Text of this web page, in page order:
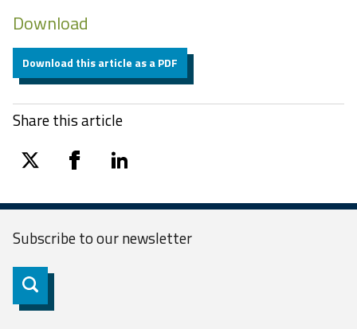
Download
Download this article as a PDF
Share this article
twitter facebooklinkedin
Subscribe to ournewsletter
Subscribe